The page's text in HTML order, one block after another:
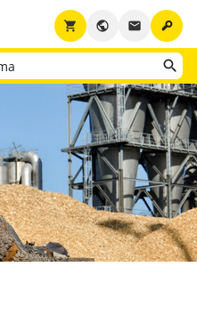
key
email
public
shopping_cart